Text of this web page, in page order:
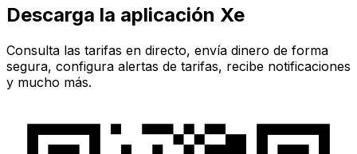
Descarga la aplicación Xe
Consulta las tarifas en directo, envía dinero de forma
segura, configura alertas de tarifas, recibe notificaciones
y mucho más.